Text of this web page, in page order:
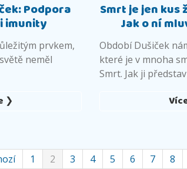
Podpora
imunity
prvkem,
neměl
❯
Smrt je jen kus
Jak o ní
Období Dušiček
které je v mnoha
Smrt. Jak ji
1 2 3 4 5 6 7 8